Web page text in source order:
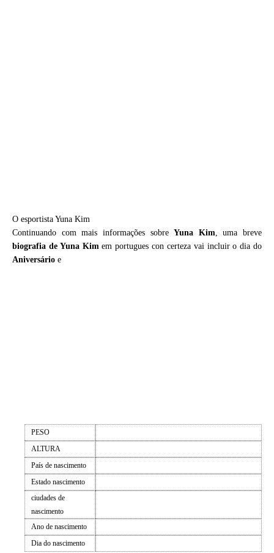
O esportista Yuna Kim
Continuando com mais informações sobreYuna Kim, uma breve
biografia de Yuna Kimem portugues con certeza vai incluir o dia do
Aniversário e
PESO
ALTURA
País de nascimento
Estado nascimento
ciudades de
nascimento
Ano de nascimento
Dia do nascimento